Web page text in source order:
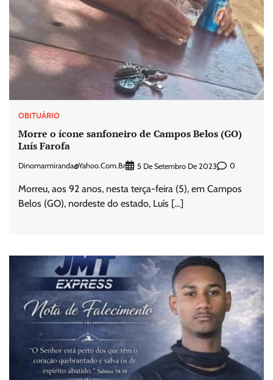
OBITUÁRIO
Morre o ícone sanfoneiro de Campos Belos (GO)
Luís Farofa
Dinomarmiranda@yahoo.com.br 5 De Setembro De 2023 0
Morreu, aos 92 anos, nesta terça-feira (5), em Campos
Belos (GO), nordeste do estado, Luís […]